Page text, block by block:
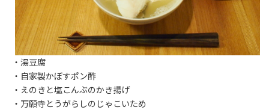
・湯豆腐
・自家製かぼすポン酢
・えのきと塩こんぶのかき揚げ
・万願寺とうがらしのじゃこいため